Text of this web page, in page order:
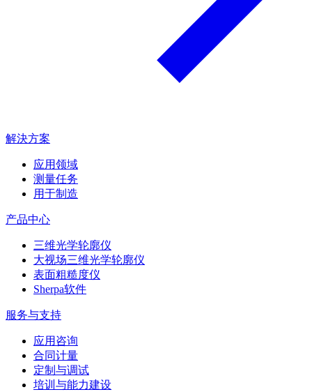
解決方案
应用领域
测量任务
用于制造
产品中心
三维光学轮廓仪
大视场三维光学轮廓仪
表面粗糙度仪
Sherpa软件
服务与支持
应用咨询
合同计量
定制与调试
培训与能力建设